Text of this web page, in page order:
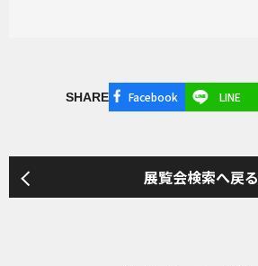
SHARE Facebook LINE
展覧会検索へ戻る